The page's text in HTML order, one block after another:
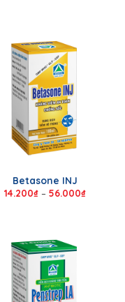
Betasone INJ
14.200₫ – 56.000₫